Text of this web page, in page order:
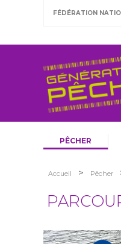
FÉDÉRATION
PÊCHER
Accueil > Pêcher